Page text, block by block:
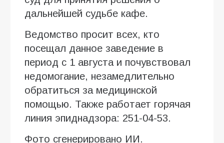
дальнейшей судьбе кафе.
Ведомство просит всех, кто
посещал данное заведение в
период с 1 августа и почувствовал
недомогание, незамедлительно
обратиться за медицинской
помощью. Также работает горячая
линия эпиднадзора: 251-04-53.
Фото сгенерировано ИИ.